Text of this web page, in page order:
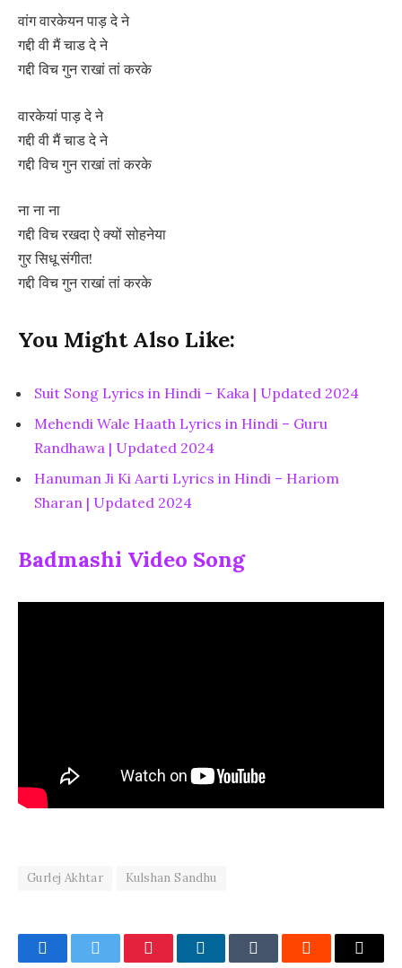
वांग वारकेयन पाड़ दे ने
गद्दी वी मैं चाड दे ने
गद्दी विच गुन राखां तां करके
वारकेयां पाड़ दे ने
गद्दी वी मैं चाड दे ने
गद्दी विच गुन राखां तां करके
ना ना ना
गद्दी विच रखदा ऐ क्यों सोहनेया
गुर सिधू संगीत!
गद्दी विच गुन राखां तां करके
You Might Also Like:
Suit Song Lyrics in Hindi – Kaka | Updated 2024
Mehendi Wale Haath Lyrics in Hindi – Guru
Randhawa | Updated 2024
Hanuman Ji Ki Aarti Lyrics in Hindi – Hariom
Sharan | Updated 2024
Badmashi Video Song
Gurlej Akhtar Kulshan Sandhu
FacebookTwitter PinterestLinkedInTumblr Reddit Email